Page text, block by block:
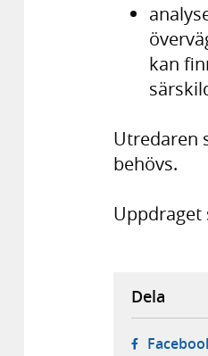
kan
Utredaren
behövs.
Uppdraget
Dela